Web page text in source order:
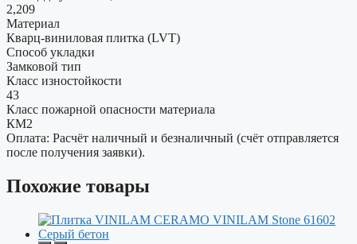
2,209
Материал
Кварц-виниловая плитка (LVT)
Способ укладки
Замковой тип
Класс изностойкости
43
Класс пожарной опасности материала
КМ2
Оплата: Расчёт наличный и безналичный (счёт отправляется
после получения заявки).
Похожие товары